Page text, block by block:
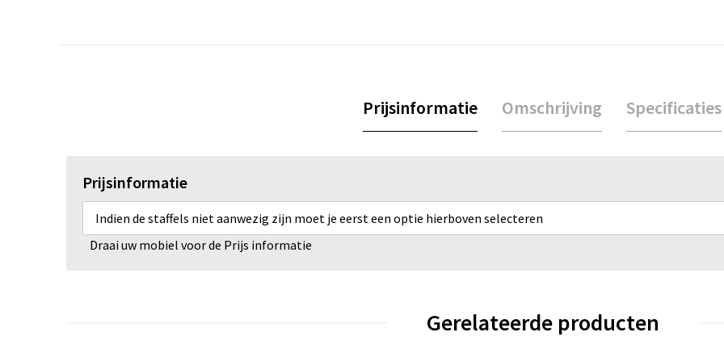
Prijsinformatie Omschrijving Specificaties
Prijsinformatie
Indien de staffels niet aanwezig zijn moet je eerst een optie hierboven selecteren
Draai uw mobiel voor de Prijs informatie
Gerelateerde producten